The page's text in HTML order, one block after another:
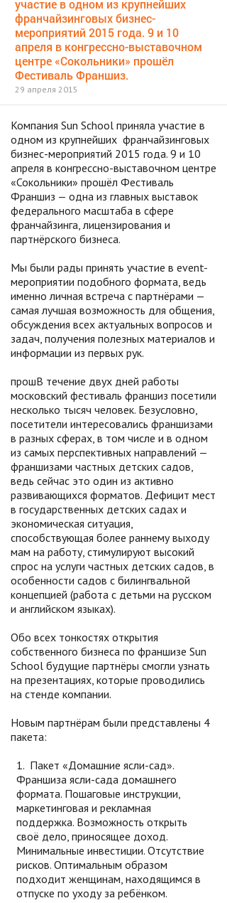
участие в одном из крупнейших
франчайзинговых бизнес-
мероприятий 2015 года. 9 и 10
апреля в конгрессно-выставочном
центре «Сокольники» прошёл
Фестиваль Франшиз.
29 апреля 2015
Компания Sun School приняла участие в
одном из крупнейших франчайзинговых
бизнес-мероприятий 2015 года. 9 и 10
апреля в конгрессно-выставочном центре
«Сокольники» прошёл Фестиваль
Франшиз — одна из главных выставок
федерального масштаба в сфере
франчайзинга, лицензирования и
партнёрского бизнеса.
Мы были рады принять участие в event-
мероприятии подобного формата, ведь
именно личная встреча с партнёрами —
самая лучшая возможность для общения,
обсуждения всех актуальных вопросов и
задач, получения полезных материалов и
информации из первых рук.
прошВ течение двух дней работы
московский фестиваль франшиз посетили
несколько тысяч человек. Безусловно,
посетители интересовались франшизами
в разных сферах, в том числе и в одном
из самых перспективных направлений —
франшизами частных детских садов,
ведь сейчас это один из активно
развивающихся форматов. Дефицит мест
в государственных детских садах и
экономическая ситуация,
способствующая более раннему выходу
мам на работу, стимулируют высокий
спрос на услуги частных детских садов, в
особенности садов с билингвальной
концепцией (работа с детьми на русском
и английском языках).
Обо всех тонкостях открытия
собственного бизнеса по франшизе Sun
School будущие партнёры смогли узнать
на презентациях, которые проводились
на стенде компании.
Новым партнёрам были представлены 4
пакета:
Пакет «Домашние ясли-сад».
Франшиза ясли-сада домашнего
формата. Пошаговые инструкции,
маркетинговая и рекламная
поддержка. Возможность открыть
своё дело, приносящее доход.
Минимальные инвестиции. Отсутствие
рисков. Оптимальным образом
подходит женщинам, находящимся в
отпуске по уходу за ребёнком.